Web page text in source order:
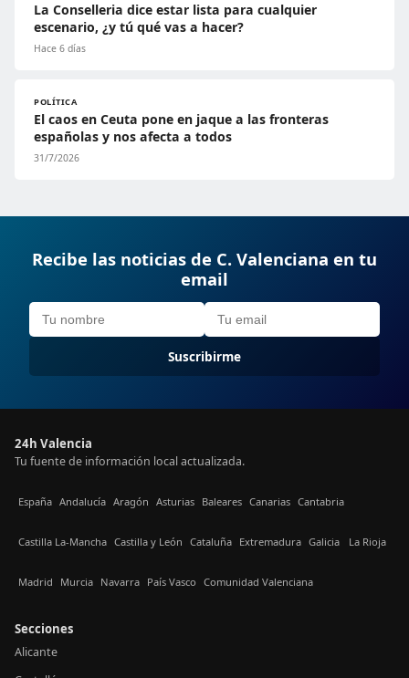
La Conselleria dice estar lista para cualquier
escenario, ¿y tú qué vas a hacer?
Hace 6 días
POLÍTICA
El caos en Ceuta pone en jaque a las fronteras
españolas y nos afecta a todos
31/7/2026
Recibe las noticias de C. Valenciana en tu
email
Suscribirme
24h Valencia
Tu fuente de información local actualizada.
España Andalucía Aragón Asturias Baleares Canarias Cantabria
Castilla La-Mancha Castilla y León Cataluña Extremadura Galicia La Rioja
Madrid Murcia Navarra País Vasco Comunidad Valenciana
Secciones
Alicante